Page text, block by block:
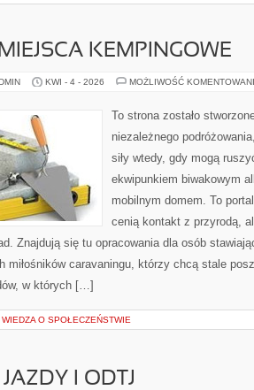
MIEJSCA KEMPINGOWE
KWI - 4 - 2026 MOŻLIWOŚĆ
To strona zostało
niezależnego
siły wtedy, gdy mogą
ekwipunkiem biwakowym
mobilnym domem. To
cenią kontakt z przyrodą,
Znajdują się tu opracowania dla osób
miłośników caravaningu, którzy chcą stale
w których […]
WIEDZA O SPOŁECZEŃSTWIE
I ODTJ